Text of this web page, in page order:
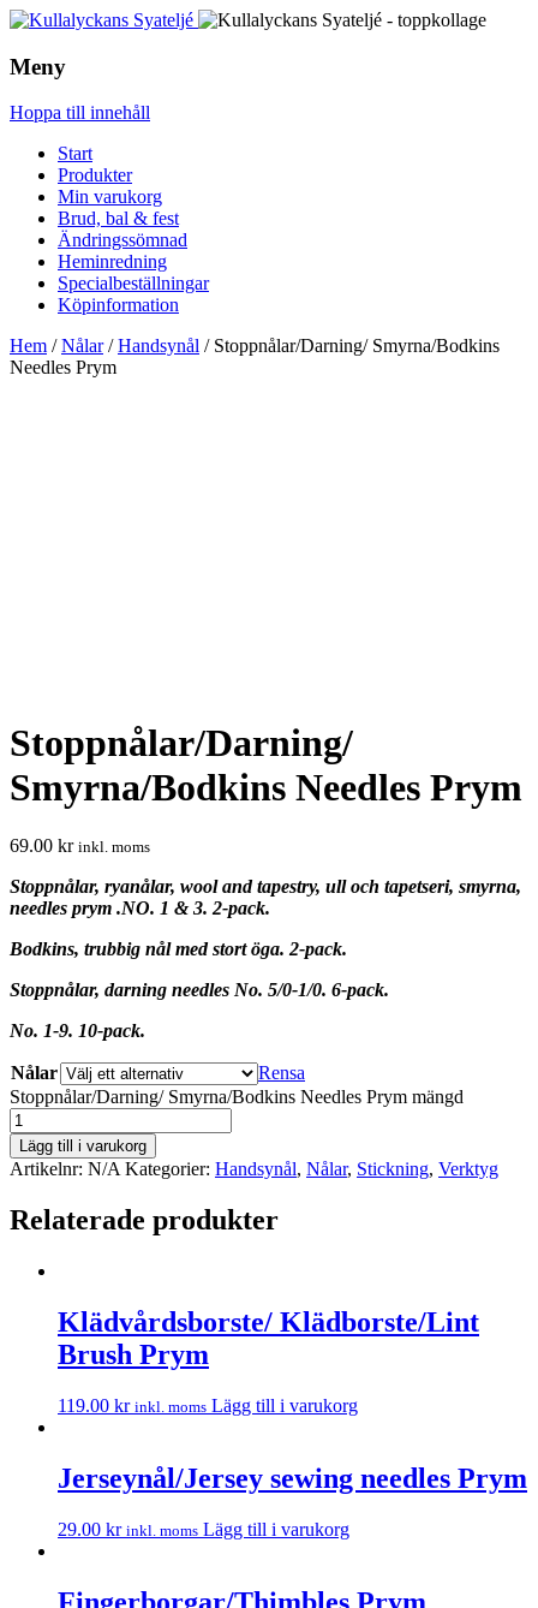
Meny
Hoppa till innehåll
Start
Produkter
Min varukorg
Brud, bal & fest
Ändringssömnad
Heminredning
Specialbeställningar
Köpinformation
Hem /Nålar/Handsynål / Stoppnålar/Darning/ Smyrna/Bodkins
Needles Prym
Stoppnålar/Darning/
Smyrna/Bodkins Needles Prym
69.00 kr inkl. moms
Stoppnålar, ryanålar, wool and tapestry, ull och tapetseri, smyrna,
needles prym .NO. 1 & 3. 2-pack.
Bodkins, trubbig nål med stort öga. 2-pack.
Stoppnålar, darning needles No. 5/0-1/0. 6-pack.
No. 1-9. 10-pack.
Nålar
Rensa
Stoppnålar/Darning/ Smyrna/Bodkins Needles Prym mängd
Lägg till i varukorg
Artikelnr: N/A Kategorier: Handsynål, Nålar, Stickning, Verktyg
Relaterade produkter
Klädvårdsborste/ Klädborste/Lint
Brush Prym
119.00 kr inkl. moms Lägg till i varukorg
Jerseynål/Jersey sewing needles Prym
29.00 kr inkl. moms Lägg till i varukorg
Fingerborgar/Thimbles Prym